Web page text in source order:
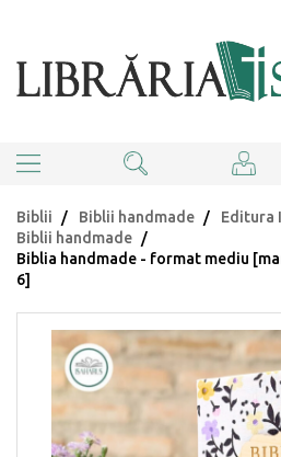
Biblii Biblii handmade
Editura
Biblii handmade
Biblia handmade - format mediu
6]